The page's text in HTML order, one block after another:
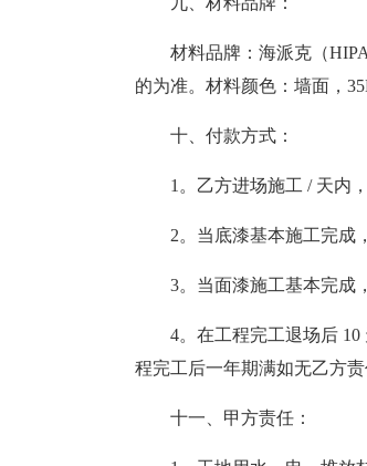
材料品牌：海派克（
的为准。材料颜色：墙面，
十、付款方式：
1。乙方进场施工 / 天内
2。当底漆基本施工完成
3。当面漆施工基本完成
4。在工程完工退场后
程完工后一年期满如无乙方责
十一、甲方责任：